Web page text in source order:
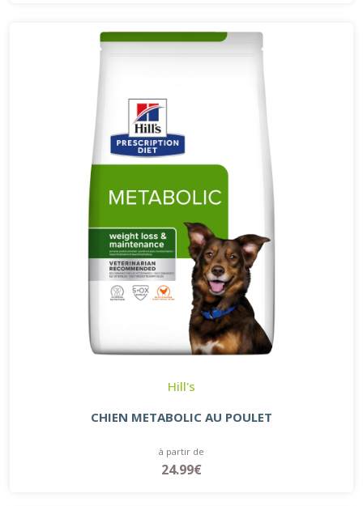
Hill's
CHIEN METABOLIC AU POULET
à partir de
24.99€